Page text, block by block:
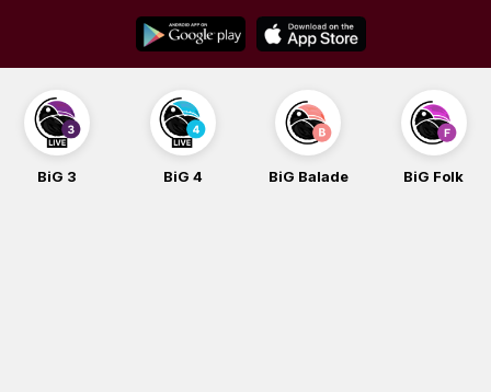
content
BiG 3 BiG 4 BiG Balade BiG Folk